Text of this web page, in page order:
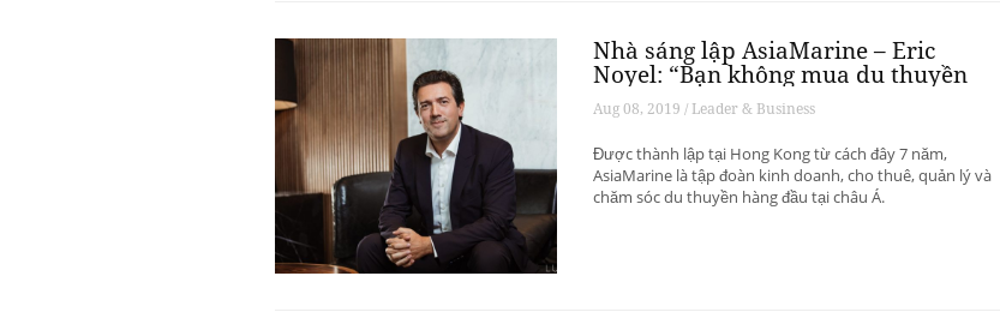
Nhà sáng lập AsiaMarine – Eric
Noyel: “Bạn không mua du thuyền
để đầu tư sinh lời”
Aug 08, 2019 / Leader & Business
Được thành lập tại Hong Kong từ cách đây 7 năm,
AsiaMarine là tập đoàn kinh doanh, cho thuê, quản lý và
chăm sóc du thuyền hàng đầu tại châu Á.